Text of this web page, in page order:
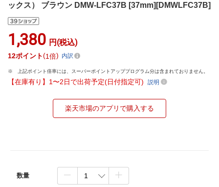
ックス） ブラウン DMW-LFC37B [37mm][DMWLFC37B]
1,380 円(税込)
12ポイント 1倍 内訳
上記ポイント倍率には、スーパーポイントアッププログラム分は含まれておりません。
【在庫有り】1〜2日で出荷予定(日付指定可) 説明
楽天市場のアプリで購入する
数量